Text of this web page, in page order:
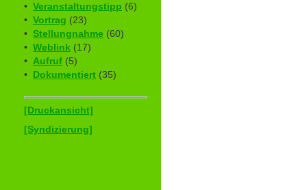
• Veranstaltungstipp (6)
• Vortrag (23)
• Stellungnahme (60)
• Weblink (17)
• Aufruf (5)
• Dokumentiert (35)
[Druckansicht]
[Syndizierung]